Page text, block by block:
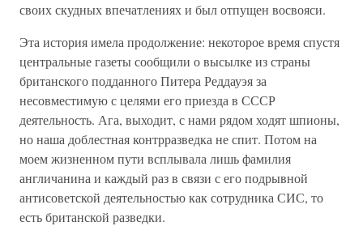
своих скудных впечатлениях и был отпущен восвояси.
Эта история имела продолжение: некоторое время спустя
центральные газеты сообщили о высылке из страны
британского подданного Питера Реддауэя за
несовместимую с целями его приезда в СССР
деятельность. Ага, выходит, с нами рядом ходят шпионы,
но наша доблестная контрразведка не спит. Потом на
моем жизненном пути всплывала лишь фамилия
англичанина и каждый раз в связи с его подрывной
антисоветской деятельностью как сотрудника СИС, то
есть британской разведки.